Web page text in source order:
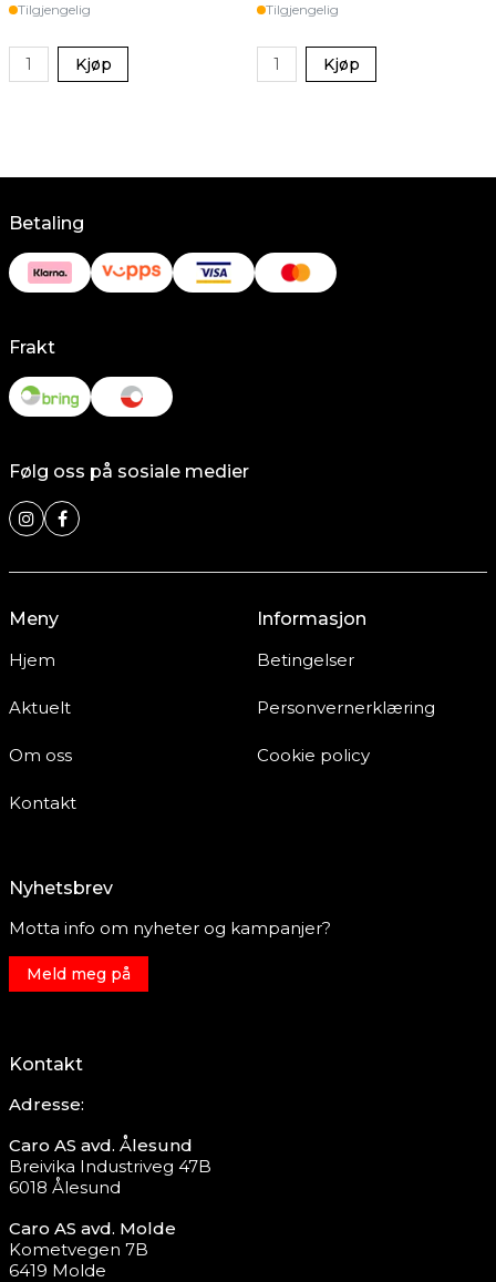
Tilgjengelig
Kjøp
Tilgjengelig
Kjøp
Betaling
Frakt
Følg oss på sosiale medier
Meny
Hjem
Aktuelt
Om oss
Kontakt
Informasjon
Betingelser
Personvernerklæring
Cookie policy
Nyhetsbrev
Motta info om nyheter og kampanjer?
Meld meg på
Kontakt
Adresse:
Caro AS avd. Ålesund
Breivika Industriveg 47B
6018 Ålesund
Caro AS avd. Molde
Kometvegen 7B
6419 Molde